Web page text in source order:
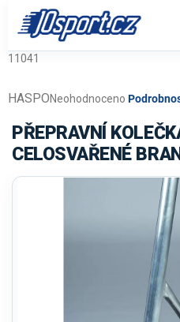
obsah
11041
Průměrné
produktu
je
0,0
Neohodnoceno
HASPO
PŘEPRAVNÍ
CELOSVAŘENÉ